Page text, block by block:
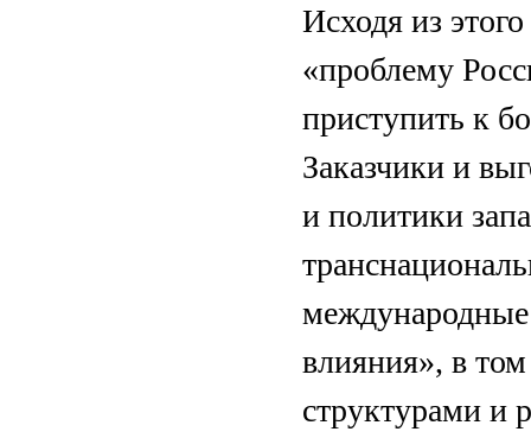
Исходя из
«проблему
приступить к
Заказчики и
и политики
влияния», в
структурами и